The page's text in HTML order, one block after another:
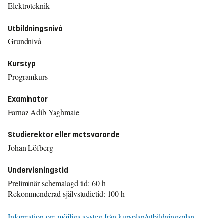
Elektroteknik
Utbildningsnivå
Grundnivå
Kurstyp
Programkurs
Examinator
Farnaz Adib Yaghmaie
Studierektor eller motsvarande
Johan Löfberg
Undervisningstid
Preliminär schemalagd tid: 60 h
Rekommenderad självstudietid: 100 h